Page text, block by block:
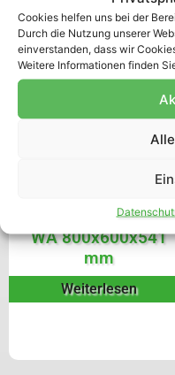
Cookies helfen uns bei der
Durch die Nutzung unserer
einverstanden, dass wir
Weitere Informationen finden
Schwerlastbehälter
WA 800x600x541
mm
Weiterlesen